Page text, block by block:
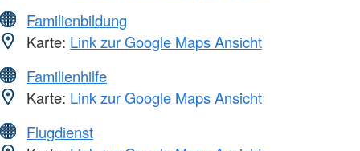
Familienbildung
Karte: Link zur Google Maps Ansicht
Familienhilfe
Karte: Link zur Google Maps Ansicht
Flugdienst